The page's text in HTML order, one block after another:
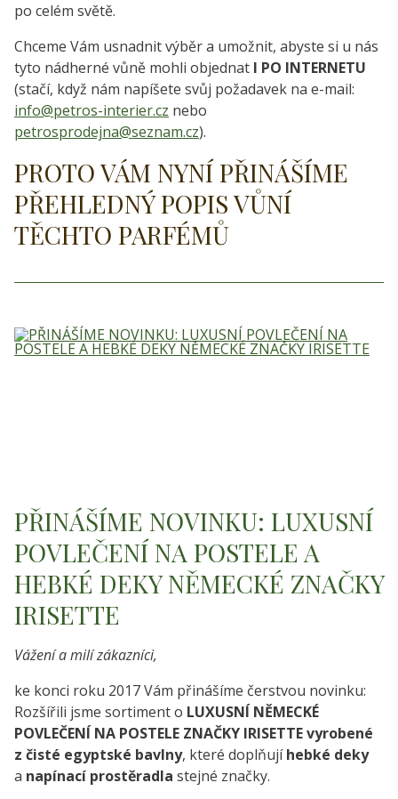
po celém světě.
Chceme Vám usnadnit výběr a umožnit, abyste si u nás
tyto nádherné vůně mohli objednat I PO INTERNETU
(stačí, když nám napíšete svůj požadavek na e-mail:
info@petros-interier.cz nebo
petrosprodejna@seznam.cz).
PROTO VÁM NYNÍ PŘINÁŠÍME
PŘEHLEDNÝ POPIS VŮNÍ
TĚCHTO PARFÉMŮ
PŘINÁŠÍME NOVINKU: LUXUSNÍ
POVLEČENÍ NA POSTELE A
HEBKÉ DEKY NĚMECKÉ ZNAČKY
IRISETTE
Vážení a milí zákazníci,
ke konci roku 2017 Vám přinášíme čerstvou novinku:
Rozšířili jsme sortiment o LUXUSNÍ NĚMECKÉ
POVLEČENÍ NA POSTELE ZNAČKY IRISETTE vyrobené
z čisté egyptské bavlny, které doplňujíhebké deky
a napínací prostěradla stejné značky.